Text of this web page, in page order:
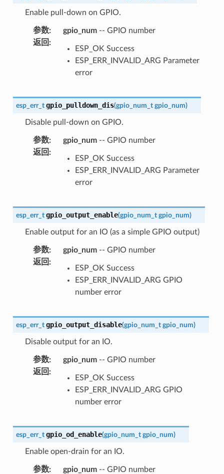
Enable pull-down on GPIO.
参数: gpio_num-- GPIO number
返回 :
ESP_OK Success
ESP_ERR_INVALID_ARG Parameter
error
esp_err_t gpio_pulldown_dis(gpio_num_t gpio_num)
Disable pull-down on GPIO.
参数: gpio_num-- GPIO number
返回 :
ESP_OK Success
ESP_ERR_INVALID_ARG Parameter
error
esp_err_t gpio_output_enable(gpio_num_t gpio_num)
Enable output for an IO (as a simple GPIO output)
参数: gpio_num-- GPIO number
返回 :
ESP_OK Success
ESP_ERR_INVALID_ARG GPIO
number error
esp_err_t gpio_output_disable(gpio_num_t gpio_num)
Disable output for an IO.
参数: gpio_num-- GPIO number
返回 :
ESP_OK Success
ESP_ERR_INVALID_ARG GPIO
number error
esp_err_t gpio_od_enable(gpio_num_t gpio_num)
Enable open-drain for an IO.
参数: gpio_num-- GPIO number